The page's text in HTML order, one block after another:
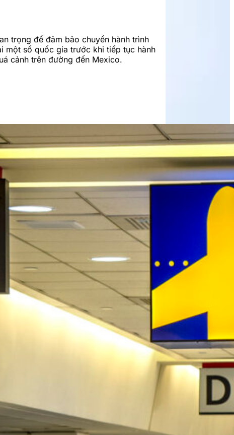
trọng để đảm bảo chuyến hành trình
một số quốc gia trước khi tiếp tục hành
cảnh trên đường đến Mexico.